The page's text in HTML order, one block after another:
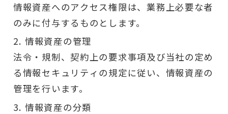
情報資産へのアクセス権限は、業務上必要な者
のみに付与するものとします。
情報資産の管理
法令・規制、契約上の要求事項及び当社の定め
る情報セキュリティの規定に従い、情報資産の
管理を行います。
情報資産の分類